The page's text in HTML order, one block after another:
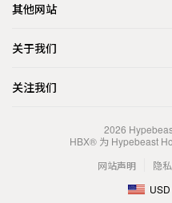
其他网站
关于我们
关注我们
2026
HBX® 为 Hypebeast
网站声明
隐
USD